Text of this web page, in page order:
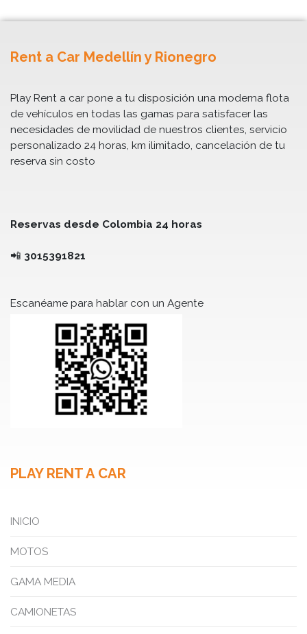
Rent a Car Medellín y Rionegro
Play Rent a car pone a tu disposición una moderna flota
de vehículos en todas las gamas para satisfacer las
necesidades de movilidad de nuestros clientes, servicio
personalizado 24 horas, km ilimitado, cancelación de tu
reserva sin costo
Reservas desde Colombia 24 horas
📲 3015391821
Escanéame para hablar con un Agente
PLAY RENT A CAR
INICIO
MOTOS
GAMA MEDIA
CAMIONETAS